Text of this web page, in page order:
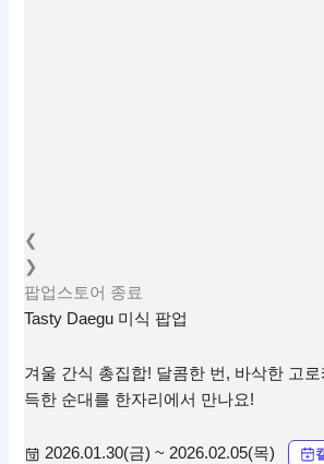
❮
❯
팝업스토어 종료
Tasty Daegu 미식 팝업
겨울 간식 총집합! 달콤한 번, 바삭한 고
득한 순대를 한자리에서 만나요!
2026.01.30(금) ~ 2026.02.05(목)